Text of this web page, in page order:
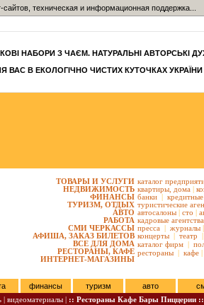
техническая и информационная поддержка...
НАБОРИ З ЧАЄМ. НАТУРАЛЬНІ АВТОРСЬКІ
ВАС В ЕКОЛОГІЧНО ЧИСТИХ КУТОЧКАХ УКРАЇНИ
ТОВАРЫ И УСЛУГИ
НЕДВИЖИМОСТЬ
ФИНАНСЫ
ТУРИЗМ, ОТДЫХ
АВТО
РАБОТА
СМИ ЧЕРКАССЫ
АФИША, ЗАКАЗ БИЛЕТОВ
ВСЕ ДЛЯ ДОМА
РЕСТОРАНЫ, КАФЕ
ИНТЕРНЕТ-МАГАЗИНЫ
каталог
квартиры, дома |
банки |
туристические
автосалоны | сто |
кадровые агентства
пресса | журналы |
концерты | театр |
каталог фирм |
рестораны | кафе |
финансы туризм авто
| видеоматериалы | :: Рестораны Кафе Бары Пиццерии